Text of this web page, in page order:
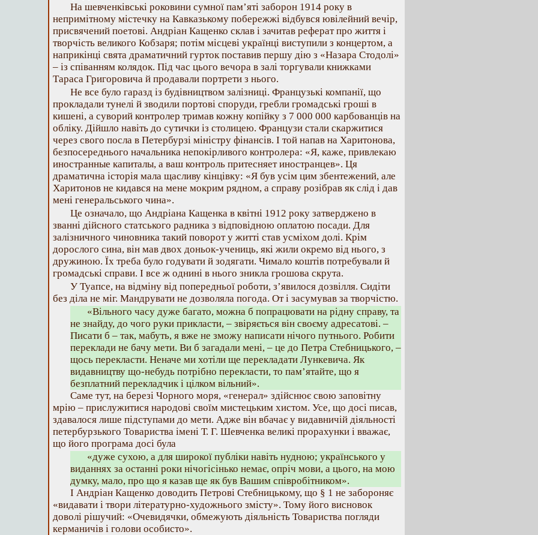
На шевченківські роковини сумної пам’яті заборон 1914 року в
непримітному містечку на Кавказькому побережжі відбувся ювілейний вечір,
присвячений поетові. Андріан Кащенко склав і зачитав реферат про життя і
творчість великого Кобзаря; потім місцеві українці виступили з концертом, а
наприкінці свята драматичний гурток поставив першу дію з «Назара Стодолі»
– із співанням колядок. Під час цього вечора в залі торгували книжками
Тараса Григоровича й продавали портрети з нього.
Не все було гаразд із будівництвом залізниці. Французькі компанії, що
прокладали тунелі й зводили портові споруди, гребли громадські гроші в
кишені, а суворий контролер тримав кожну копійку з 7 000 000 карбованців на
обліку. Дійшло навіть до сутички із столицею. Французи стали скаржитися
через свого посла в Петербурзі міністру фінансів. І той напав на Харитонова,
безпосереднього начальника непокірливого контролера: «Я, каже, привлекаю
иностранные капиталы, а ваш контроль притесняет иностранцев». Ця
драматична історія мала щасливу кінцівку: «Я був усім цим збентежений, але
Харитонов не кидався на мене мокрим рядном, а справу розібрав як слід і дав
мені генеральського чина».
Це означало, що Андріана Кащенка в квітні 1912 року затверджено в
званні дійсного статського радника з відповідною оплатою посади. Для
залізничного чиновника такий поворот у житті став усміхом долі. Крім
дорослого сина, він мав двох доньок-учениць, які жили окремо від нього, з
дружиною. Їх треба було годувати й зодягати. Чимало коштів потребували й
громадські справи. І все ж однині в нього зникла грошова скрута.
У Туапсе, на відміну від попередньої роботи, з’явилося дозвілля. Сидіти
без діла не міг. Мандрувати не дозволяла погода. От і засумував за творчістю.
«Вільного часу дуже багато, можна б попрацювати на рідну справу, та
не знайду, до чого руки прикласти, – звіряється він своєму адресатові. –
Писати б – так, мабуть, я вже не зможу написати нічого путнього. Робити
переклади не бачу мети. Ви б загадали мені, – це до Петра Стебницького, –
щось перекласти. Неначе ми хотіли ще перекладати Лункевича. Як
видавництву що-небудь потрібно перекласти, то пам’ятайте, що я
безплатний перекладчик і цілком вільний».
Саме тут, на березі Чорного моря, «генерал» здійснює свою заповітну
мрію – прислужитися народові своїм мистецьким хистом. Усе, що досі писав,
здавалося лише підступами до мети. Адже він вбачає у видавничій діяльності
петербурзького Товариства імені Т. Г. Шевченка великі прорахунки і вважає,
що його програма досі була
«дуже сухою, а для широкої публіки навіть нудною; українського у
виданнях за останні роки нічогісінько немає, опріч мови, а цього, на мою
думку, мало, про що я казав ще як був Вашим співробітником».
І Андріан Кащенко доводить Петрові Стебницькому, що § 1 не забороняє
«видавати і твори літературно-художнього змісту». Тому його висновок
доволі рішучий: «Очевидячки, обмежують діяльність Товариства погляди
керманичів і голови особисто».